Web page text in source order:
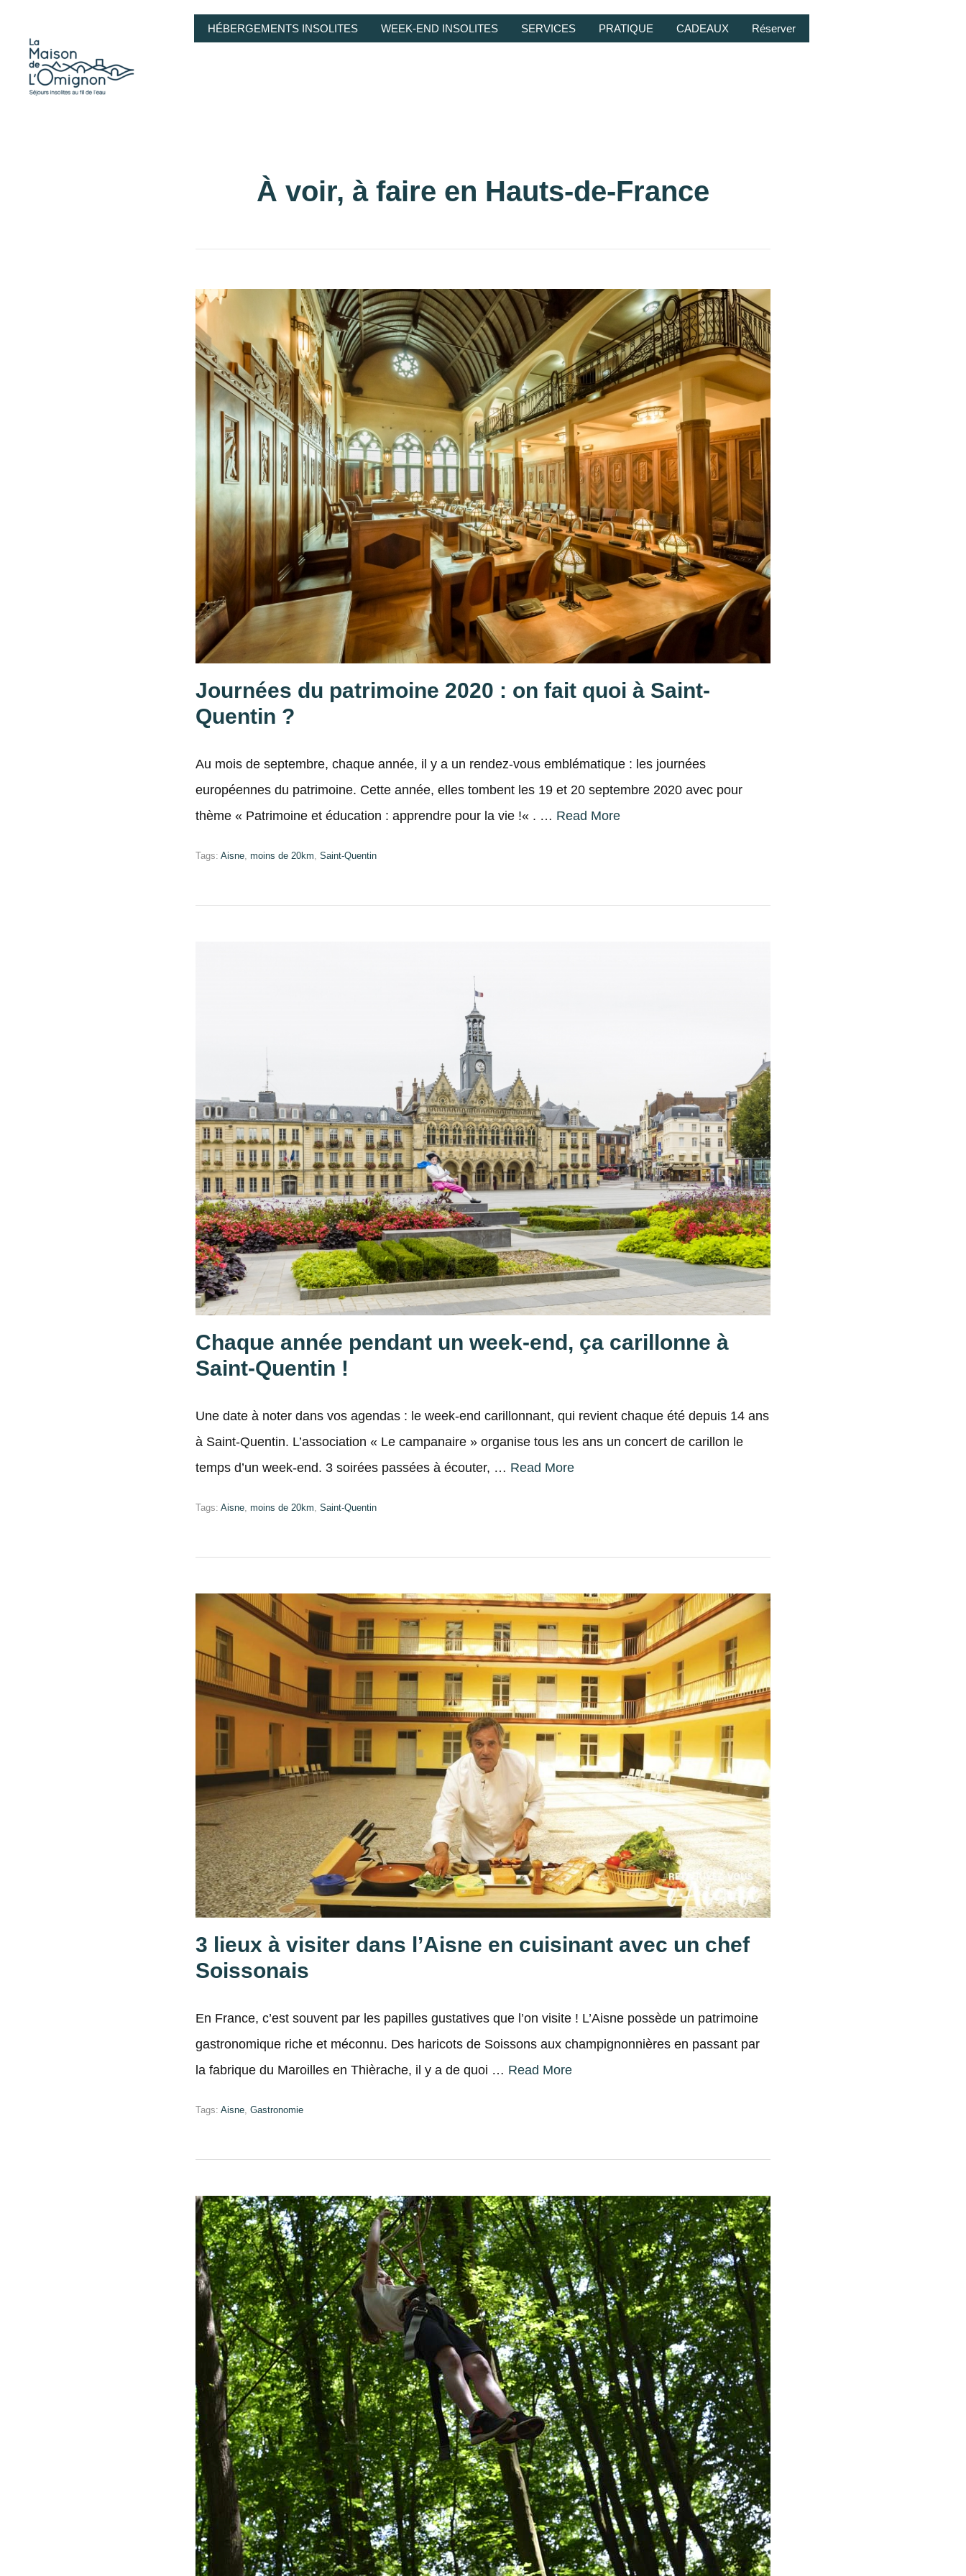
HÉBERGEMENTS INSOLITES WEEK-END INSOLITES SERVICES PRATIQUE CADEAUX Réserver
À voir, à faire en Hauts-de-France
Journées du patrimoine 2020 : on fait quoi à Saint-
Quentin ?
Au mois de septembre, chaque année, il y a un rendez-vous emblématique : les journées
européennes du patrimoine. Cette année, elles tombent les 19 et 20 septembre 2020 avec pour
thème « Patrimoine et éducation : apprendre pour la vie !« . … Read More
Tags: Aisne moins de 20km Saint-Quentin
Chaque année pendant un week-end, ça carillonne à
Saint-Quentin !
Une date à noter dans vos agendas : le week-end carillonnant, qui revient chaque été depuis 14 ans
à Saint-Quentin. L’association « Le campanaire » organise tous les ans un concert de carillon le
temps d’un week-end. 3 soirées passées à écouter, … Read More
Tags: Aisne, moins de 20km, Saint-Quentin
3 lieux à visiter dans l’Aisne en cuisinant avec un chef
Soissonais
En France, c’est souvent par les papilles gustatives que l’on visite ! L’Aisne possède un patrimoine
gastronomique riche et méconnu. Des haricots de Soissons aux champignonnières en passant par
la fabrique du Maroilles en Thièrache, il y a de quoi … Read More
Tags: Aisne Gastronomie